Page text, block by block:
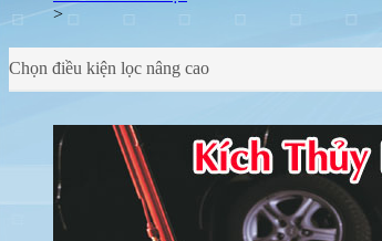
>
Chọn điều kiện lọc nâng cao